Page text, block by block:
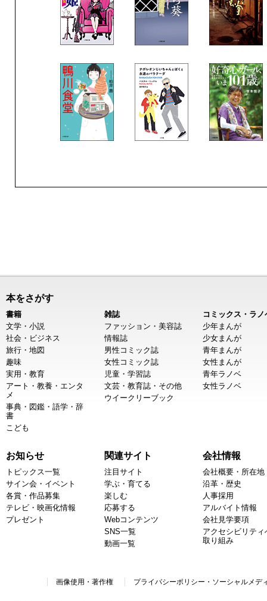
本をさがす
書籍
文学・小説
社会・ビジネス
旅行・地図
趣味
実用・教育
アート・教養・エンタ
メ
事典・図鑑・語学・辞
書
こども
雑誌
ファッション・美容誌
情報誌
男性コミック誌
女性コミック誌
児童・学習誌
文芸・教育誌・その他
ウイークリーブック
コミックス・ラノ
少年まんが
少女まんが
青年まんが
女性まんが
青年ラノベ
女性ラノベ
お知らせ
トピックス一覧
サイン会・イベント
各賞・作品募集
テレビ・映画化情報
プレゼント
関連サイト
注目サイト
学ぶ・育てる
楽しむ
応募する
Webコンテンツ
SNS一覧
動画一覧
会社情報
会社概要・所在地
沿革・歴史
人事採用
アルバイト情報
会社見学要項
アクセシビリティ
取り組み
画像使用・著作権 プライバシーポリシー・ソーシャルメデ